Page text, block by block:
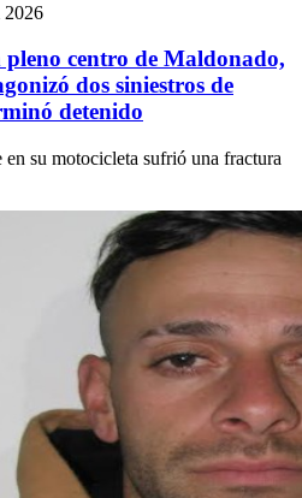
2026
centro de Maldonado,
dos siniestros de
detenido
su motocicleta sufrió una fractura